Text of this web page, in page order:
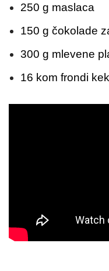
250 g maslaca
150 g čokolade
300 g mlevene
16 kom frondi